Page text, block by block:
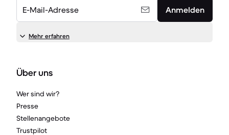
E-Mail-Adresse Anmelden
Mehr erfahren
Über uns
Wer sind wir?
Presse
Stellenangebote
Trustpilot